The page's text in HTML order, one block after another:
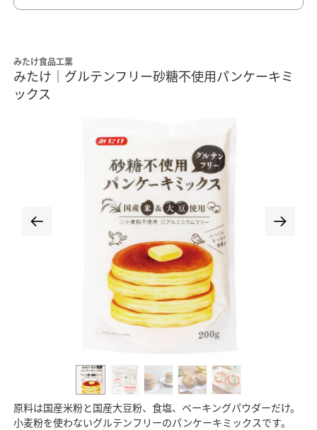
みたけ食品工業
みたけ｜グルテンフリー砂糖不使用パンケーキミ
ックス
原料は国産米粉と国産大豆粉、食塩、ベーキングパウダーだけ。
小麦粉を使わないグルテンフリーのパンケーキミックスです。